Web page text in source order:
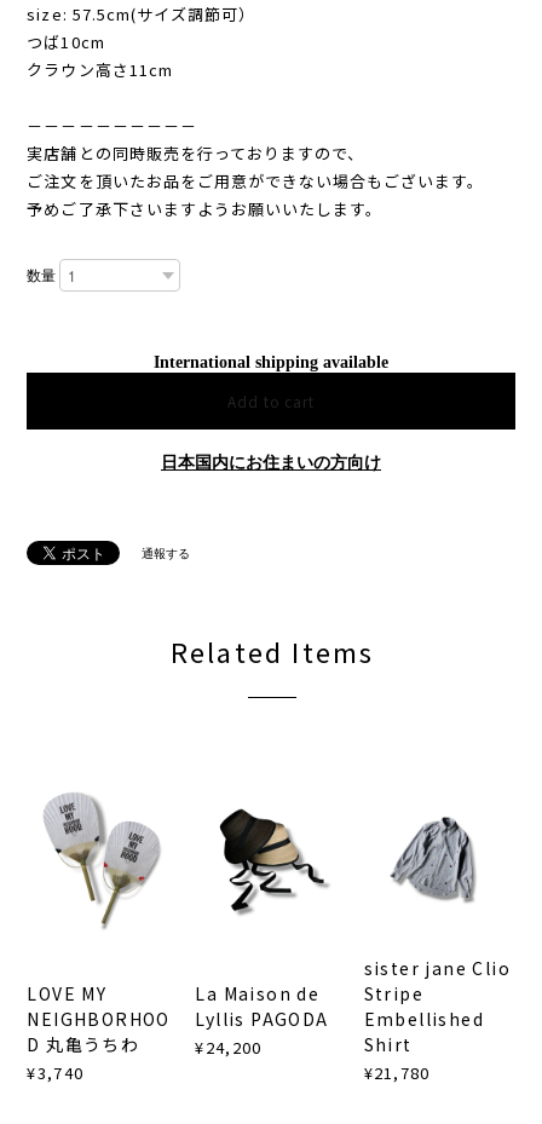
size: 57.5cm(サイズ調節可）
つば10cm
クラウン高さ11cm
－－－－－－－－－－
実店舗との同時販売を行っておりますので、
ご注文を頂いたお品をご用意ができない場合もございます。
予めご了承下さいますようお願いいたします。
数量
International shipping available
Add to cart
日本国内にお住まいの方向け
通報する
Related Items
LOVE MY
NEIGHBORHOO
D 丸亀うちわ
¥3,740
La Maison de
Lyllis PAGODA
¥24,200
sister jane Clio
Stripe
Embellished
Shirt
¥21,780